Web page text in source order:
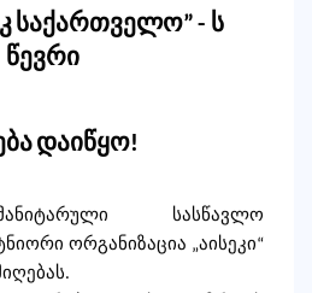
საქართველო”- ს
წევრი
დაიწყო!
სასწავლო
ორგანიზაცია „აისეკი“